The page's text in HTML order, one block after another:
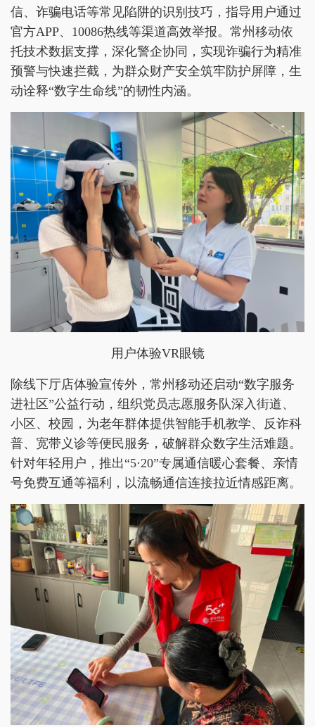
信、诈骗电话等常见陷阱的识别技巧，指导用户通过
官方APP、10086热线等渠道高效举报。常州移动依
托技术数据支撑，深化警企协同，实现诈骗行为精准
预警与快速拦截，为群众财产安全筑牢防护屏障，生
动诠释“数字生命线”的韧性内涵。
用户体验VR眼镜
除线下厅店体验宣传外，常州移动还启动“数字服务
进社区”公益行动，组织党员志愿服务队深入街道、
小区、校园，为老年群体提供智能手机教学、反诈科
普、宽带义诊等便民服务，破解群众数字生活难题。
针对年轻用户，推出“5·20”专属通信暖心套餐、亲情
号免费互通等福利，以流畅通信连接拉近情感距离。